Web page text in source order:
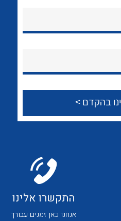
לכל מוצרי היצרן
לכל מוצרי היצרן
התקשרו אלינו
אנחנו כאן זמנים עבורך